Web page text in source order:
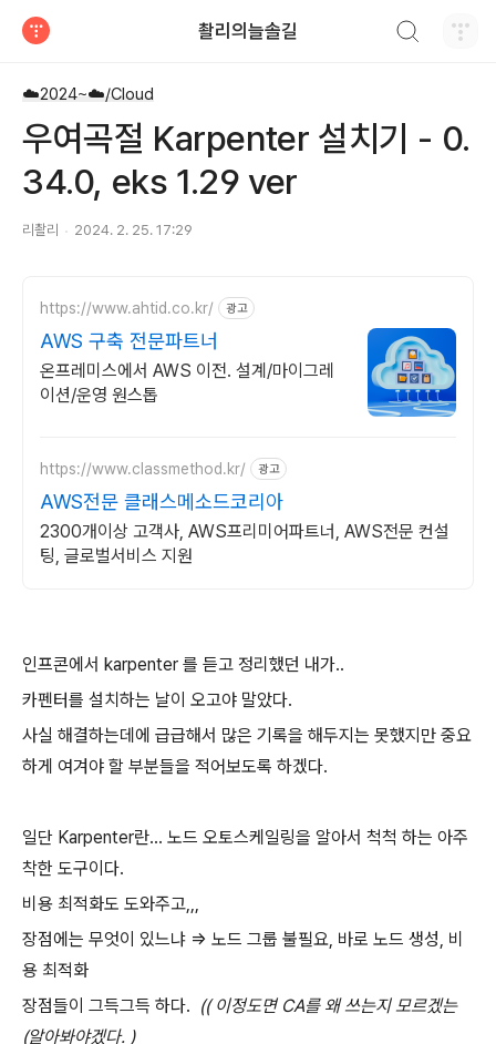
촬리의늘솔길
☁️2024~☁️/Cloud
우여곡절 Karpenter 설치기 - 0.
34.0, eks 1.29 ver
리촬리 2024. 2. 25. 17:29
https://www.ahtid.co.kr/ 광고
AWS 구축 전문파트너
온프레미스에서 AWS 이전. 설계/마이그레
이션/운영 원스톱
https://www.classmethod.kr/ 광고
AWS전문 클래스메소드코리아
2300개이상 고객사, AWS프리미어파트너, AWS전문 컨설
팅, 글로벌서비스 지원
인프콘에서 karpenter 를 듣고 정리했던 내가..
카펜터를 설치하는 날이 오고야 말았다.
사실 해결하는데에 급급해서 많은 기록을 해두지는 못했지만 중요
하게 여겨야 할 부분들을 적어보도록 하겠다.
일단 Karpenter란... 노드 오토스케일링을 알아서 척척 하는 아주
착한 도구이다.
비용 최적화도 도와주고,,,
장점에는 무엇이 있느냐 => 노드 그룹 불필요, 바로 노드 생성, 비
용 최적화
장점들이 그득그득 하다. (( 이정도면 CA를 왜 쓰는지 모르겠는
(알아봐야겠다. )